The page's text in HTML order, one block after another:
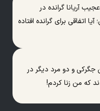
آریانا گرانده در
اتفاقی برای گرانده افتاده
و دو مرد دیگر در
که من زنا کردم!